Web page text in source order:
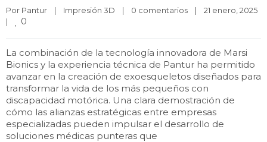
Por Pantur | Impresión 3D | 0 comentarios |
|
0
La combinación de la tecnología innovadora de Marsi
Bionics y la experiencia técnica de Pantur ha permitido
avanzar en la creación de exoesqueletos diseñados para
transformar la vida de los más pequeños con
discapacidad motórica. Una clara demostración de
cómo las alianzas estratégicas entre empresas
especializadas pueden impulsar el desarrollo de
soluciones médicas punteras que